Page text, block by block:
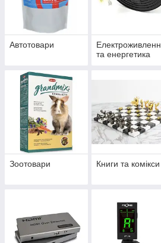
Автотовари
та енергетика
Зоотовари Книги та комікси